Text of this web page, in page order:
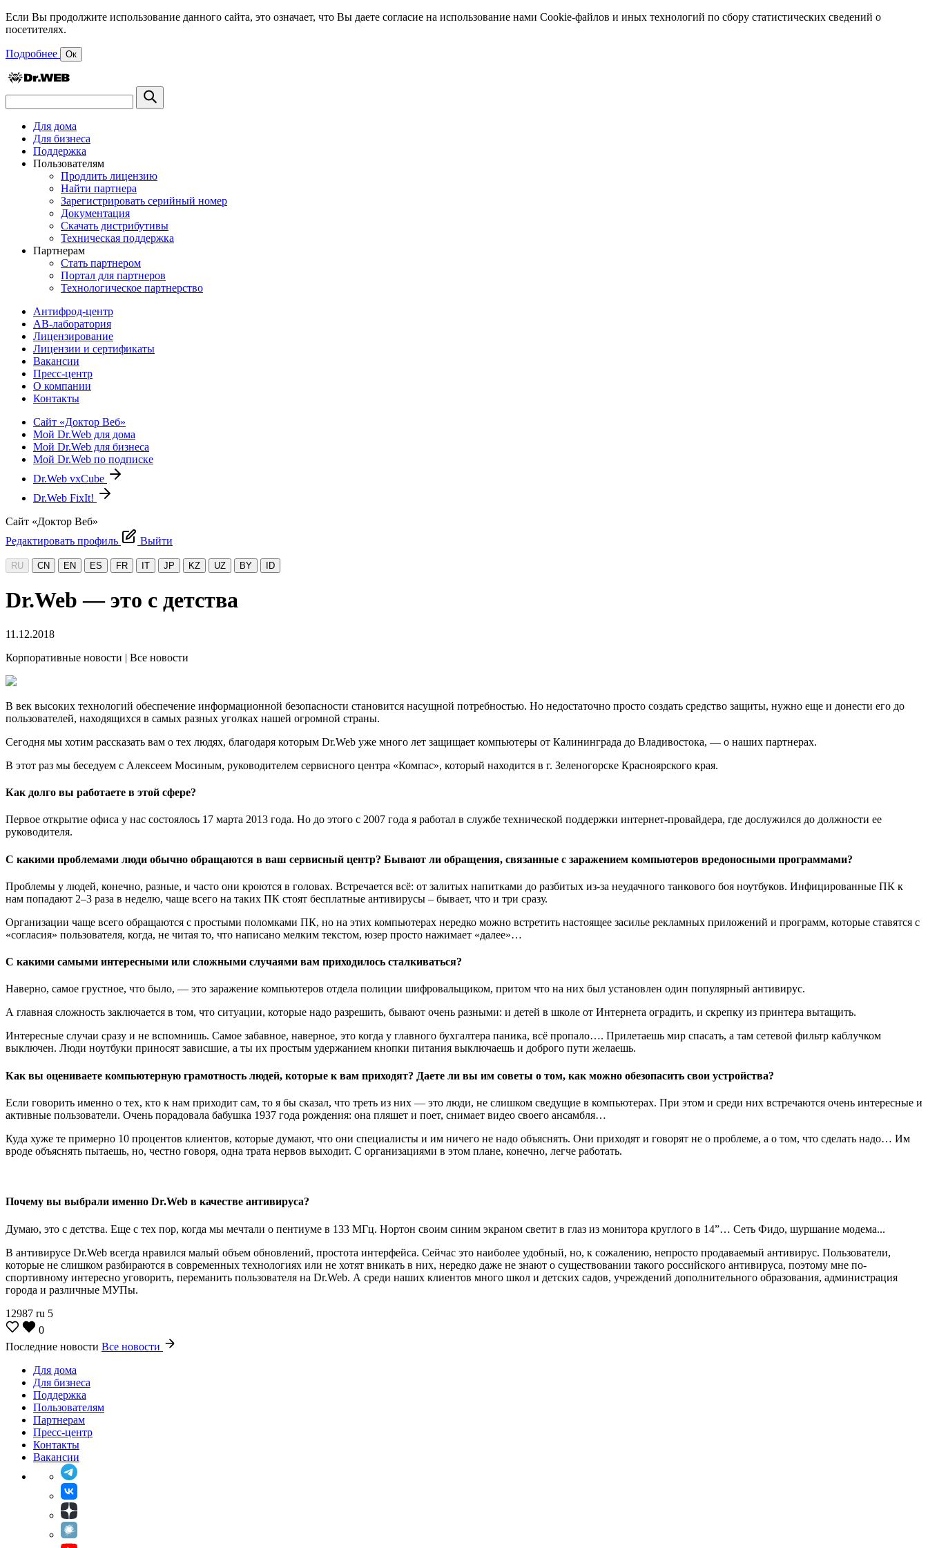
Если Вы продолжите использование данного сайта, это означает, что Вы даете согласие на использование нами Cookie-файлов и иных технологий по сбору статистических сведений о
посетителях.
Подробнее Ок
Для дома
Для бизнеса
Поддержка
Пользователям
Продлить лицензию
Найти партнера
Зарегистрировать серийный номер
Документация
Скачать дистрибутивы
Техническая поддержка
Партнерам
Стать партнером
Портал для партнеров
Технологическое партнерство
Антифрод-центр
АВ-лаборатория
Лицензирование
Лицензии и сертификаты
Вакансии
Пресс-центр
О компании
Контакты
Сайт «Доктор Веб»
Мой Dr.Web для дома
Мой Dr.Web для бизнеса
Мой Dr.Web по подписке
Dr.Web vxCube
Dr.Web FixIt!
Сайт «Доктор Веб»
Редактировать профиль
Выйти
RU CN EN ES FR IT JP KZ UZ BY ID
Dr.Web — это с детства
11.12.2018
Корпоративные новости | Все новости
В век высоких технологий обеспечение информационной безопасности становится насущной потребностью. Но недостаточно просто создать средство защиты, нужно еще и донести его до
пользователей, находящихся в самых разных уголках нашей огромной страны.
Сегодня мы хотим рассказать вам о тех людях, благодаря которым Dr.Web уже много лет защищает компьютеры от Калининграда до Владивостока, — о наших партнерах.
В этот раз мы беседуем с Алексеем Мосиным, руководителем сервисного центра «Компас», который находится в г. Зеленогорске Красноярского края.
Как долго вы работаете в этой сфере?
Первое открытие офиса у нас состоялось 17 марта 2013 года. Но до этого с 2007 года я работал в службе технической поддержки интернет-провайдера, где дослужился до должности ее
руководителя.
С какими проблемами люди обычно обращаются в ваш сервисный центр? Бывают ли обращения, связанные с заражением компьютеров вредоносными программами?
Проблемы у людей, конечно, разные, и часто они кроются в головах. Встречается всё: от залитых напитками до разбитых из-за неудачного танкового боя ноутбуков. Инфицированные ПК к
нам попадают 2–3 раза в неделю, чаще всего на таких ПК стоят бесплатные антивирусы – бывает, что и три сразу.
Организации чаще всего обращаются с простыми поломками ПК, но на этих компьютерах нередко можно встретить настоящее засилье рекламных приложений и программ, которые ставятся с
«согласия» пользователя, когда, не читая то, что написано мелким текстом, юзер просто нажимает «далее»…
С какими самыми интересными или сложными случаями вам приходилось сталкиваться?
Наверно, самое грустное, что было, — это заражение компьютеров отдела полиции шифровальщиком, притом что на них был установлен один популярный антивирус.
А главная сложность заключается в том, что ситуации, которые надо разрешить, бывают очень разными: и детей в школе от Интернета оградить, и скрепку из принтера вытащить.
Интересные случаи сразу и не вспомнишь. Самое забавное, наверное, это когда у главного бухгалтера паника, всё пропало…. Прилетаешь мир спасать, а там сетевой фильтр каблучком
выключен. Люди ноутбуки приносят зависшие, а ты их простым удержанием кнопки питания выключаешь и доброго пути желаешь.
Как вы оцениваете компьютерную грамотность людей, которые к вам приходят? Даете ли вы им советы о том, как можно обезопасить свои устройства?
Если говорить именно о тех, кто к нам приходит сам, то я бы сказал, что треть из них — это люди, не слишком сведущие в компьютерах. При этом и среди них встречаются очень интересные и
активные пользователи. Очень порадовала бабушка 1937 года рождения: она пляшет и поет, снимает видео своего ансамбля…
Куда хуже те примерно 10 процентов клиентов, которые думают, что они специалисты и им ничего не надо объяснять. Они приходят и говорят не о проблеме, а о том, что сделать надо… Им
вроде объяснять пытаешь, но, честно говоря, одна трата нервов выходит. С организациями в этом плане, конечно, легче работать.
Почему вы выбрали именно Dr.Web в качестве антивируса?
Думаю, это с детства. Еще с тех пор, когда мы мечтали о пентиуме в 133 МГц. Нортон своим синим экраном светит в глаз из монитора круглого в 14”… Сеть Фидо, шуршание модема...
В антивирусе Dr.Web всегда нравился малый объем обновлений, простота интерфейса. Сейчас это наиболее удобный, но, к сожалению, непросто продаваемый антивирус. Пользователи,
которые не слишком разбираются в современных технологиях или не хотят вникать в них, нередко даже не знают о существовании такого российского антивируса, поэтому мне по-
спортивному интересно уговорить, переманить пользователя на Dr.Web. А среди наших клиентов много школ и детских садов, учреждений дополнительного образования, администрация
города и различные МУПы.
12987 ru 5
0
Последние новости Все новости
Для дома
Для бизнеса
Поддержка
Пользователям
Партнерам
Пресс-центр
Контакты
Вакансии